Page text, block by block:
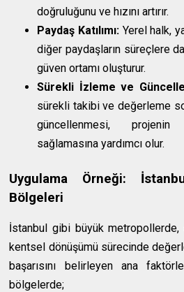
doğruluğunu ve hızını artırır.
Paydaş Katılımı: Yerel halk,
diğer paydaşların süreçlere
güven ortamı oluşturur.
Sürekli İzleme ve
sürekli takibi ve değerleme
güncellenmesi,
sağlamasına yardımcı olur.
Uygulama Örneği:
Bölgeleri
İstanbul gibi büyük
kentsel dönüşümü sürecinde
başarısını belirleyen ana
bölgelerde;